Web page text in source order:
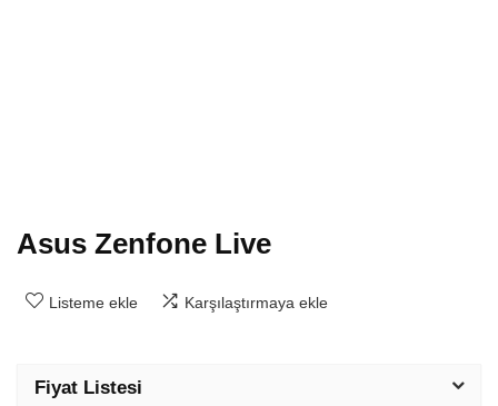
Asus Zenfone Live
Listeme ekle Karşılaştırmaya ekle
Fiyat Listesi